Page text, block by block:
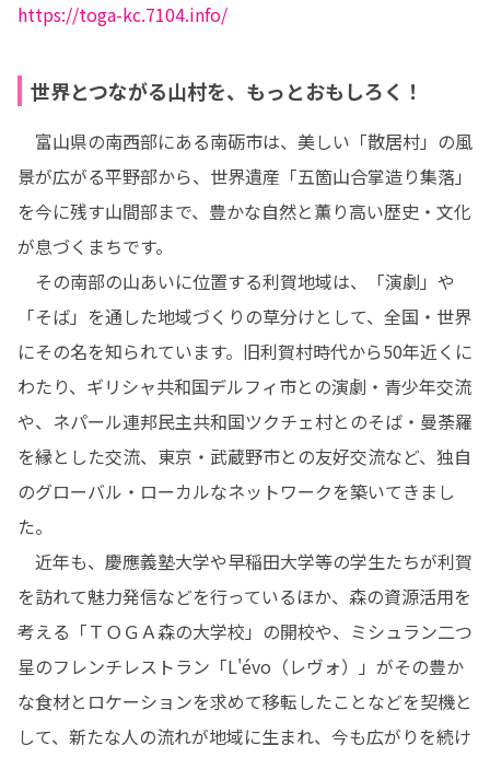
https://toga-kc.7104.info/
世界とつながる山村を、もっとおもしろく！
富山県の南西部にある南砺市は、美しい「散居村」の風
景が広がる平野部から、世界遺産「五箇山合掌造り集落」
を今に残す山間部まで、豊かな自然と薫り高い歴史・文化
が息づくまちです。
その南部の山あいに位置する利賀地域は、「演劇」や
「そば」を通した地域づくりの草分けとして、全国・世界
にその名を知られています。旧利賀村時代から50年近くに
わたり、ギリシャ共和国デルフィ市との演劇・青少年交流
や、ネパール連邦民主共和国ツクチェ村とのそば・曼荼羅
を縁とした交流、東京・武蔵野市との友好交流など、独自
のグローバル・ローカルなネットワークを築いてきまし
た。
近年も、慶應義塾大学や早稲田大学等の学生たちが利賀
を訪れて魅力発信などを行っているほか、森の資源活用を
考える「ＴＯＧＡ森の大学校」の開校や、ミシュラン二つ
星のフレンチレストラン「L'évo（レヴォ）」がその豊か
な食材とロケーションを求めて移転したことなどを契機と
して、新たな人の流れが地域に生まれ、今も広がりを続け